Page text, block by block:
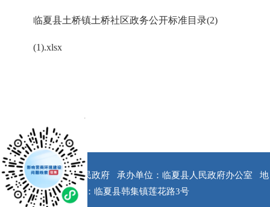
临夏县土桥镇土桥社区政务公开标准目录(2)
(1).xlsx
版权所有：临夏县人民政府 承办单位：临夏县人民政府办公室
地
址：临夏县韩集镇莲花路3号
x